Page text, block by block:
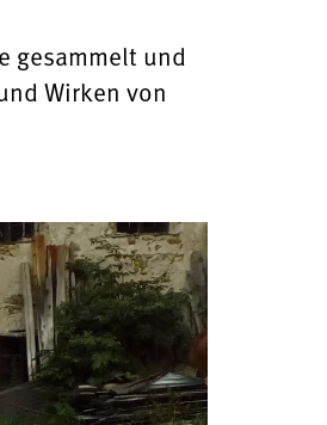
gesammelt und
Wirken von